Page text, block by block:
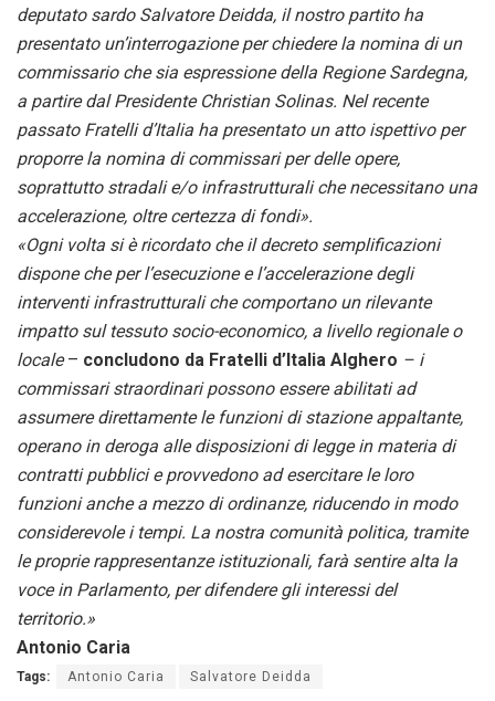
deputato sardo Salvatore Deidda, il nostro partito ha
presentato un’interrogazione per chiedere la nomina di un
commissario che sia espressione della Regione Sardegna,
a partire dal Presidente Christian Solinas. Nel recente
passato Fratelli d’Italia ha presentato un atto ispettivo per
proporre la nomina di commissari per delle opere,
soprattutto stradali e/o infrastrutturali che necessitano una
accelerazione, oltre certezza di fondi».
«Ogni volta si è ricordato che il decreto semplificazioni
dispone che per l’esecuzione e l’accelerazione degli
interventi infrastrutturali che comportano un rilevante
impatto sul tessuto socio-economico, a livello regionale o
locale– concludono da Fratelli d’Italia Alghero – i
commissari straordinari possono essere abilitati ad
assumere direttamente le funzioni di stazione appaltante,
operano in deroga alle disposizioni di legge in materia di
contratti pubblici e provvedono ad esercitare le loro
funzioni anche a mezzo di ordinanze, riducendo in modo
considerevole i tempi. La nostra comunità politica, tramite
le proprie rappresentanze istituzionali, farà sentire alta la
voce in Parlamento, per difendere gli interessi del
territorio.»
Antonio Caria
Tags: Antonio Caria Salvatore Deidda